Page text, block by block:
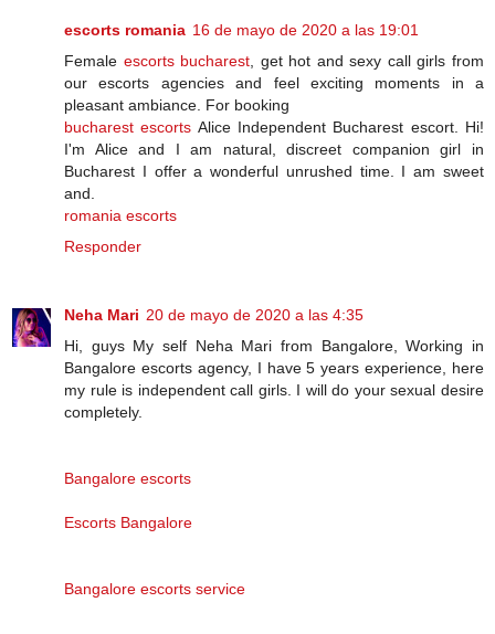
escorts romania 16 de mayo de 2020 a las 19:01
Female escorts bucharest , get hot and sexy call girls from
our escorts agencies and feel exciting moments in a
pleasant ambiance. For booking
bucharest escorts Alice Independent Bucharest escort. Hi!
I'm Alice and I am natural, discreet companion girl in
Bucharest I offer a wonderful unrushed time. I am sweet
and.
romania escorts
Responder
Neha Mari 20 de mayo de 2020 a las 4:35
Hi, guys My self Neha Mari from Bangalore, Working in
Bangalore escorts agency, I have 5 years experience, here
my rule is independent call girls. I will do your sexual desire
completely.
Bangalore escorts
Escorts Bangalore
Bangalore escorts service